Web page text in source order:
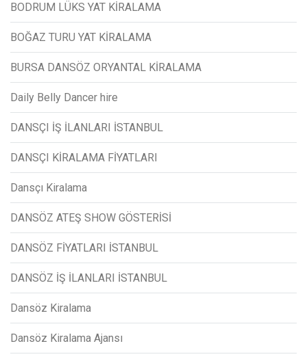
BODRUM LÜKS YAT KİRALAMA
BOĞAZ TURU YAT KİRALAMA
BURSA DANSÖZ ORYANTAL KİRALAMA
Daily Belly Dancer hire
DANSÇI İŞ İLANLARI İSTANBUL
DANSÇI KİRALAMA FİYATLARI
Dansçı Kiralama
DANSÖZ ATEŞ SHOW GÖSTERİSİ
DANSÖZ FİYATLARI İSTANBUL
DANSÖZ İŞ İLANLARI İSTANBUL
Dansöz Kiralama
Dansöz Kiralama Ajansı